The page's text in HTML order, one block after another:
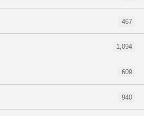
467
1,094
609
940